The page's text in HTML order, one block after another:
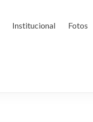
Institucional Fotos